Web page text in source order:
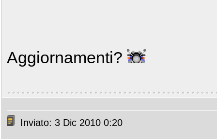
Aggiornamenti?
Inviato: 3 Dic 2010 0:20